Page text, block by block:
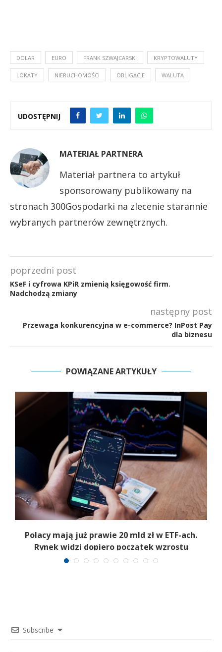
DOLAR EURO FRANK SZWAJCARSKI KRYPTOWALUTY
LOKATY NIERUCHOMOŚCI OBLIGACJE WALUTA
UDOSTĘPNIJ
MATERIAŁ PARTNERA
Materiał partnera to artykuł
sponsorowany publikowany na
stronach 300Gospodarki na zlecenie starannie
wybranych partnerów zewnętrznych.
poprzedni post
KSeF i cyfrowa KPiR zmienią księgowość firm.
Nadchodzą zmiany
następny post
Przewaga konkurencyjna w e-commerce? InPost Pay
dla biznesu
POWIĄZANE ARTYKUŁY
Polacy mają już prawie 20 mld zł w ETF-ach.
Rynek widzi dopiero początek wzrostu
Subscribe